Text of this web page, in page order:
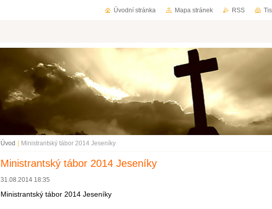
Úvod | Ministrantský tábor 2014 Jeseníky
Ministrantský tábor 2014 Jeseníky
31.08.2014 18:35
Ministrantský tábor 2014 Jeseníky
Úvodní stránka Mapa stránek RSS